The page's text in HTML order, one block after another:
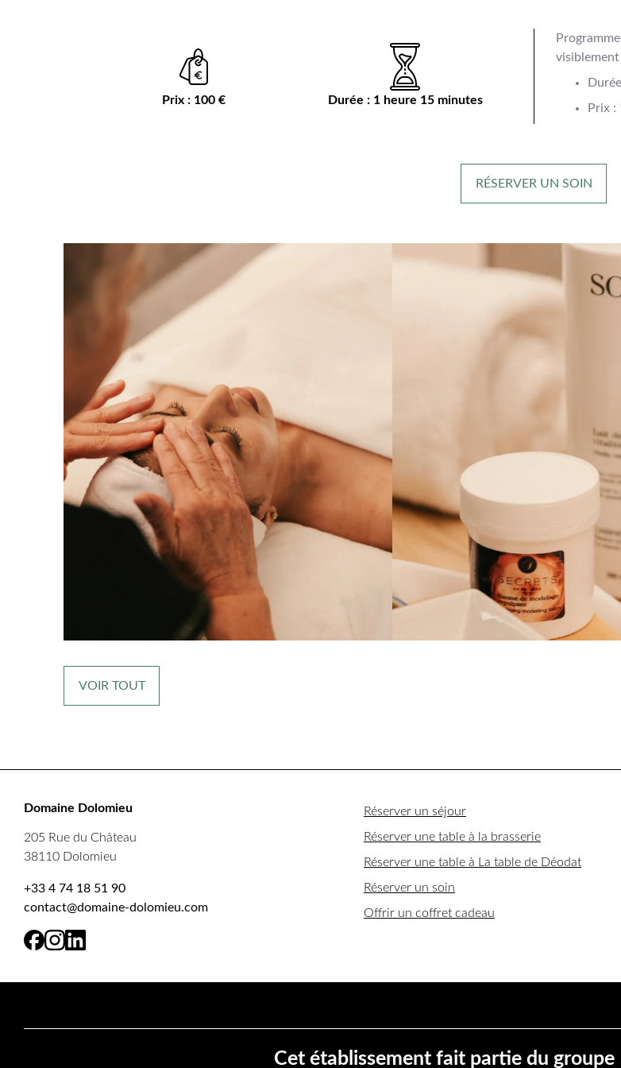
Prix : 100 € Durée : 1 heure 15 minutes
Prix :
RÉSERVER UN SOIN
VOIR TOUT
Domaine Dolomieu
205 Rue du Château
38110 Dolomieu
+33 4 74 18 51 90
contact@domaine-dolomieu.com
Réserver un séjour
Réserver une table à la brasserie
Réserver une table à La table de Déodat
Réserver un soin
Offrir un coffret cadeau
Cet établissement fait partie du groupe